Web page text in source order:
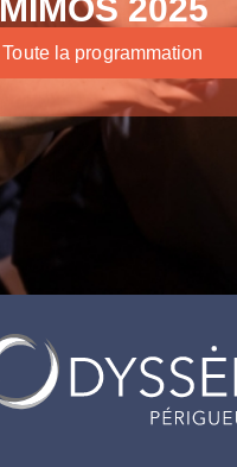
MIMOS 2025
Toute la programmation